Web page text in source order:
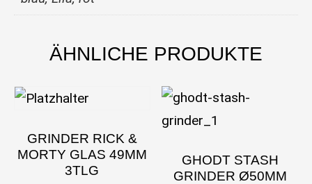
ÄHNLICHE PRODUKTE
GRINDER RICK &
MORTY GLAS 49MM
3TLG
GHODT STASH
GRINDER Ø50MM